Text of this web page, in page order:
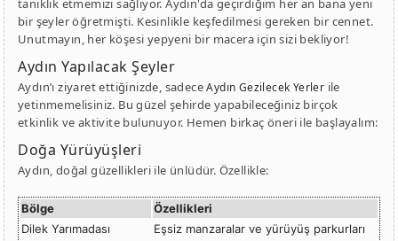
tanıklık etmemizi sağlıyor. Aydın'da geçirdiğim her an bana yeni
bir şeyler öğretmişti. Kesinlikle keşfedilmesi gereken bir cennet.
Unutmayın, her köşesi yepyeni bir macera için sizi bekliyor!
Aydın Yapılacak Şeyler
Aydın’ı ziyaret ettiğinizde, sadeceAydın Gezilecek Yerler ile
yetinmemelisiniz. Bu güzel şehirde yapabileceğiniz birçok
etkinlik ve aktivite bulunuyor. Hemen birkaç öneri ile başlayalım:
Doğa Yürüyüşleri
Aydın, doğal güzellikleri ile ünlüdür. Özellikle:
Bölge
Özellikleri
Dilek Yarımadası
Eşsiz manzaralar ve yürüyüş parkurları